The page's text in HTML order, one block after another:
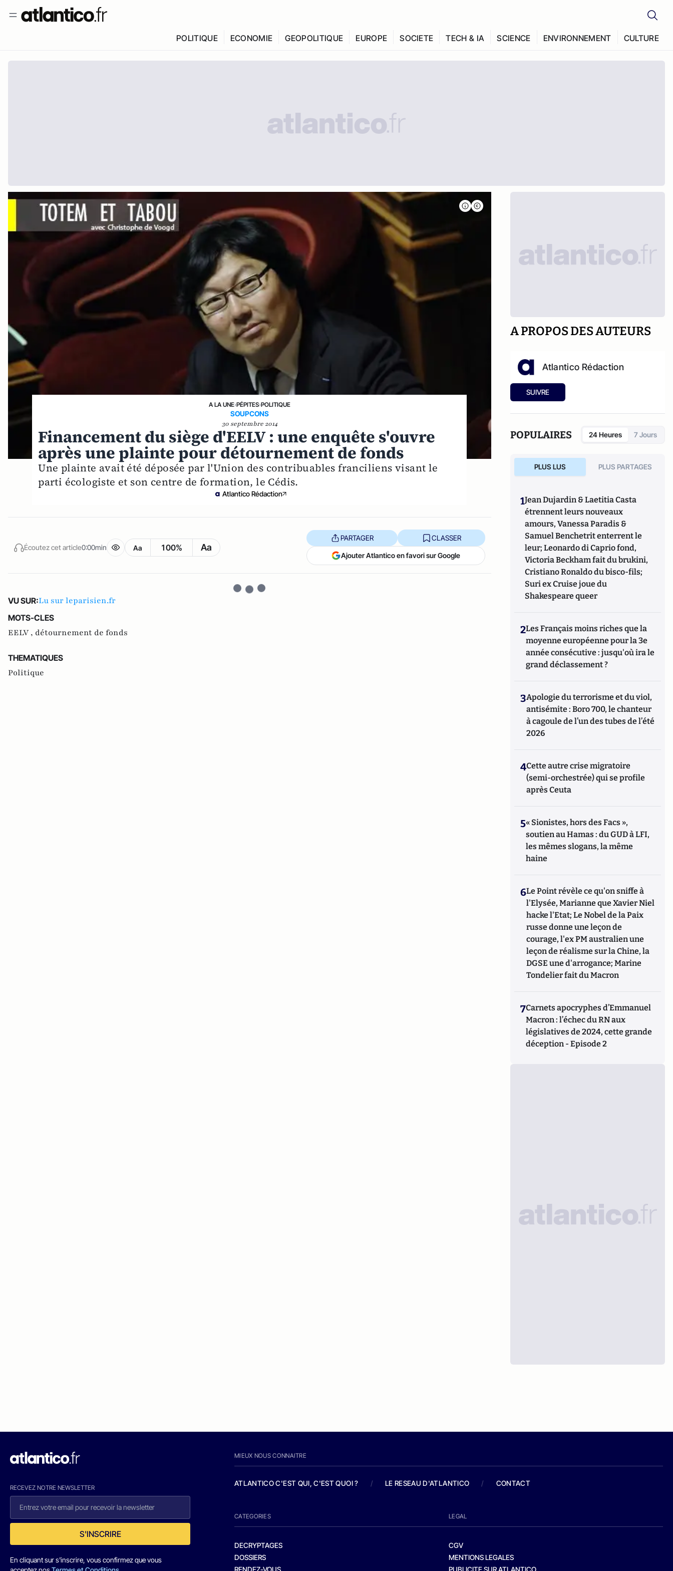
POLITIQUE ECONOMIE GEOPOLITIQUE EUROPE SOCIETE TECH & IA SCIENCE ENVIRONNEMENT CULTURE
A LA UNE›PÉPITES›POLITIQUE
SOUPCONS
30 septembre 2014
Financement du siège d'EELV : une enquête s'ouvre
après une plainte pour détournement de fonds
Une plainte avait été déposée par l'Union des contribuables franciliens visant le
parti écologiste et son centre de formation, le Cédis.
Atlantico Rédaction
Écoutez cet article0:00min Aa 100% Aa
PARTAGER CLASSER
Ajouter Atlantico en favori sur Google
VU SUR:Lu sur leparisien.fr
MOTS-CLES
EELV , détournement de fonds
THEMATIQUES
Politique
A PROPOS DES AUTEURS
Atlantico Rédaction
SUIVRE
POPULAIRES 24 Heures 7 Jours
PLUS LUS PLUS PARTAGES
1Jean Dujardin & Laetitia Casta
étrennent leurs nouveaux
amours, Vanessa Paradis &
Samuel Benchetrit enterrent le
leur; Leonardo di Caprio fond,
Victoria Beckham fait du brukini,
Cristiano Ronaldo du bisco-fils;
Suri ex Cruise joue du
Shakespeare queer
2Les Français moins riches que la
moyenne européenne pour la 3e
année consécutive : jusqu'où ira le
grand déclassement ?
3Apologie du terrorisme et du viol,
antisémite : Boro 700, le chanteur
à cagoule de l’un des tubes de l’été
2026
4Cette autre crise migratoire
(semi-orchestrée) qui se profile
après Ceuta
5« Sionistes, hors des Facs »,
soutien au Hamas : du GUD à LFI,
les mêmes slogans, la même
haine
6Le Point révèle ce qu'on sniffe à
l'Elysée, Marianne que Xavier Niel
hacke l'Etat; Le Nobel de la Paix
russe donne une leçon de
courage, l'ex PM australien une
leçon de réalisme sur la Chine, la
DGSE une d'arrogance; Marine
Tondelier fait du Macron
7Carnets apocryphes d’Emmanuel
Macron : l’échec du RN aux
législatives de 2024, cette grande
déception - Episode 2
RECEVEZ NOTRE NEWSLETTER
S'INSCRIRE
En cliquant sur s'inscrire, vous confirmez que vous
MIEUX NOUS CONNAITRE
ATLANTICO C'EST QUI, C'EST QUOI ? / LE RESEAU D'ATLANTICO / CONTACT
CATEGORIES
DECRYPTAGES
DOSSIERS
RENDEZ-VOUS
LEGAL
CGV
MENTIONS LEGALES
PUBLICITE SUR ATLANTICO